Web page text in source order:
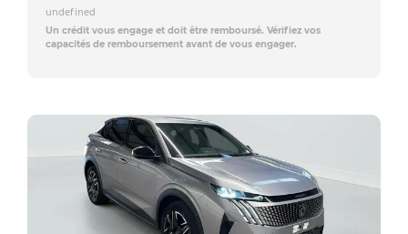
undefined
Un crédit vous engage et doit être remboursé. Vérifiez vos
capacités de remboursement avant de vous engager.